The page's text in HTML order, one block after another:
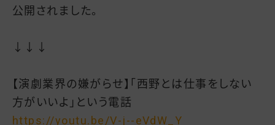
公開されました。
↓↓↓
【演劇業界の嫌がらせ】「西野とは仕事をしない
方がいいよ」という電話
https://youtu.be/V-j--eVdW_Y